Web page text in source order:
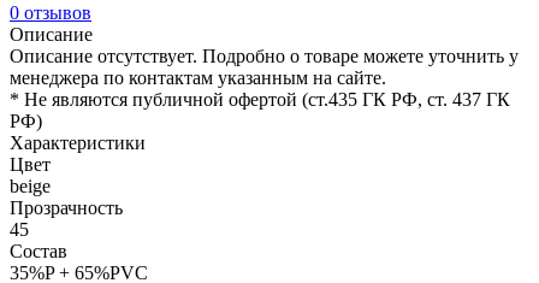
0 отзывов
Описание
Описание отсутствует. Подробно о товаре можете уточнить у
менеджера по контактам указанным на сайте.
* Не являются публичной офертой (ст.435 ГК РФ, cт. 437 ГК
РФ)
Характеристики
Цвет
beige
Прозрачность
45
Состав
35%P + 65%PVC